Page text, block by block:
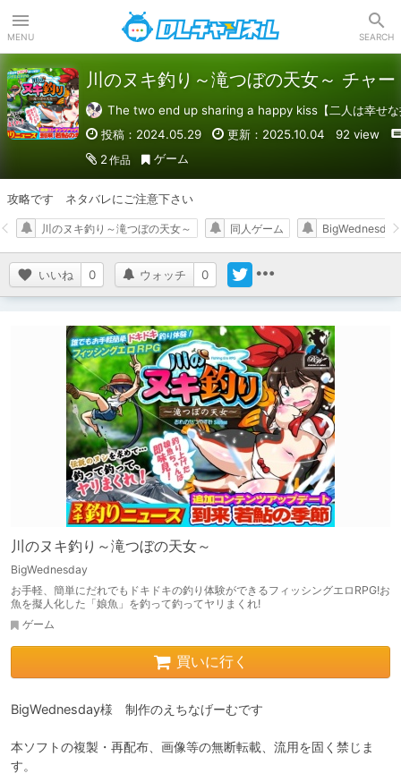
MENU SEARCH
川のヌキ釣り～滝つぼの天女～ チャー
The two end up sharing a happy kiss【二人は幸せな
投稿：2024.05.29
更新：2025.10.04
92 view
2 作品 ゲーム
攻略です　ネタバレにご注意下さい
いいね 0 ウォッチ 0
川のヌキ釣り～滝つぼの天女～ 同人ゲーム BigWednesday
川のヌキ釣り～滝つぼの天女～
BigWednesday
お手軽、簡単にだれでもドキドキの釣り体験ができるフィッシングエロRPG!お
魚を擬人化した「娘魚」を釣って釣ってヤリまくれ!
ゲーム
買いに行く
BigWednesday様　制作のえちなげーむです
本ソフトの複製・再配布、画像等の無断転載、流用を固く禁じま
す。